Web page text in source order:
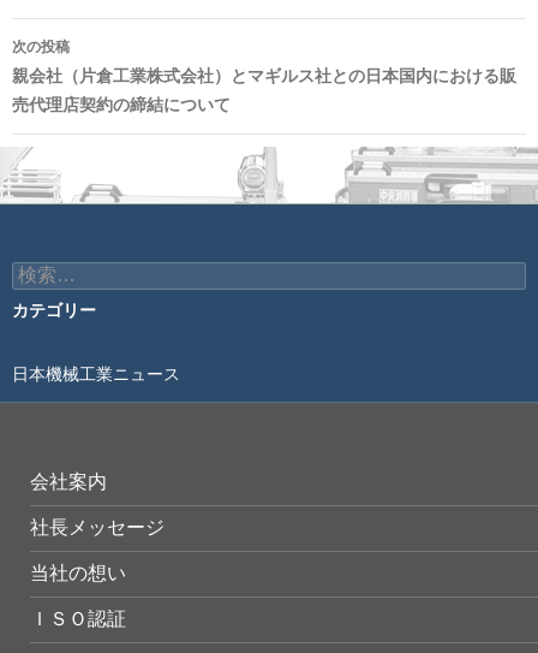
ナ
ビ
ゲ
ー
シ
ン
次の投稿
親会社（片倉工業株式会社）とマギルス社との日本国内における販
売代理店契約の締結について
検
索:
カテゴリー
日本機械工業ニュース
会社案内
社長メッセージ
当社の想い
ＩＳＯ認証